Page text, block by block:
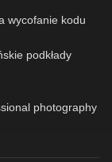
wycofanie kodu
podkłady
photography